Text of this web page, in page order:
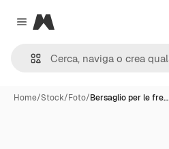
Close menu
Magnific
Home/Stock/Foto/Bersaglio per le fre…